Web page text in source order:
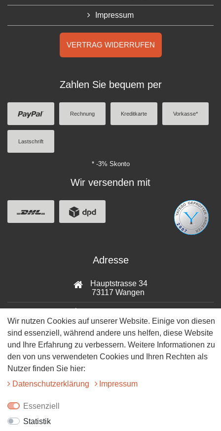
Impressum
VERTRAG WIDERRUFEN
Zahlen Sie bequem per
Rechnung Kreditkarte Vorkasse*
Lastschrift
* -3% Skonto
Wir versenden mit
Adresse
Hauptstrasse 34
73117 Wangen
info@tiervitalshop.de
Folgt uns auf Facebook
Folgt uns auf Instagram
Wir nutzen Cookies auf unserer Website. Einige von diesen
sind essenziell, während andere uns helfen, diese Website
und Ihre Erfahrung zu verbessern. Weitere Informationen zu
den von uns verwendeten Cookies und Ihren Rechten als
Nutzer finden Sie hier:
Daten­schutz­erklärung
Impressum
Essenziell
Statistik